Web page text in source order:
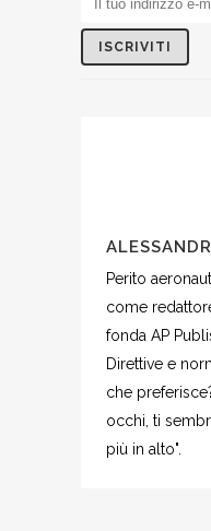
Perito
come
fonda AP
Direttive e
che
occhi, ti
più in alto".